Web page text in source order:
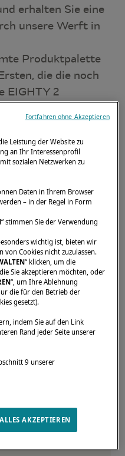
erhalten Sie eine
unsere Werft in
Produktpalette
die die noch
EIGHTY 2
ist.
Partner an
Leistung der Website zu
an Ihr Interessenprofil
sozialen Netzwerken zu
Daten in Ihrem Browser
– in der Regel in Form
“ stimmen Sie der Verwendung
wichtig ist, bieten wir
Cookies nicht zuzulassen.
“ klicken, um die
Sie akzeptieren möchten, oder
“, um Ihre Ablehnung
die für den Betrieb der
gesetzt).
indem Sie auf den Link
Rand jeder Seite unserer
9 unserer
ALLES AKZEPTIEREN
Fortfahren ohne Akzeptieren